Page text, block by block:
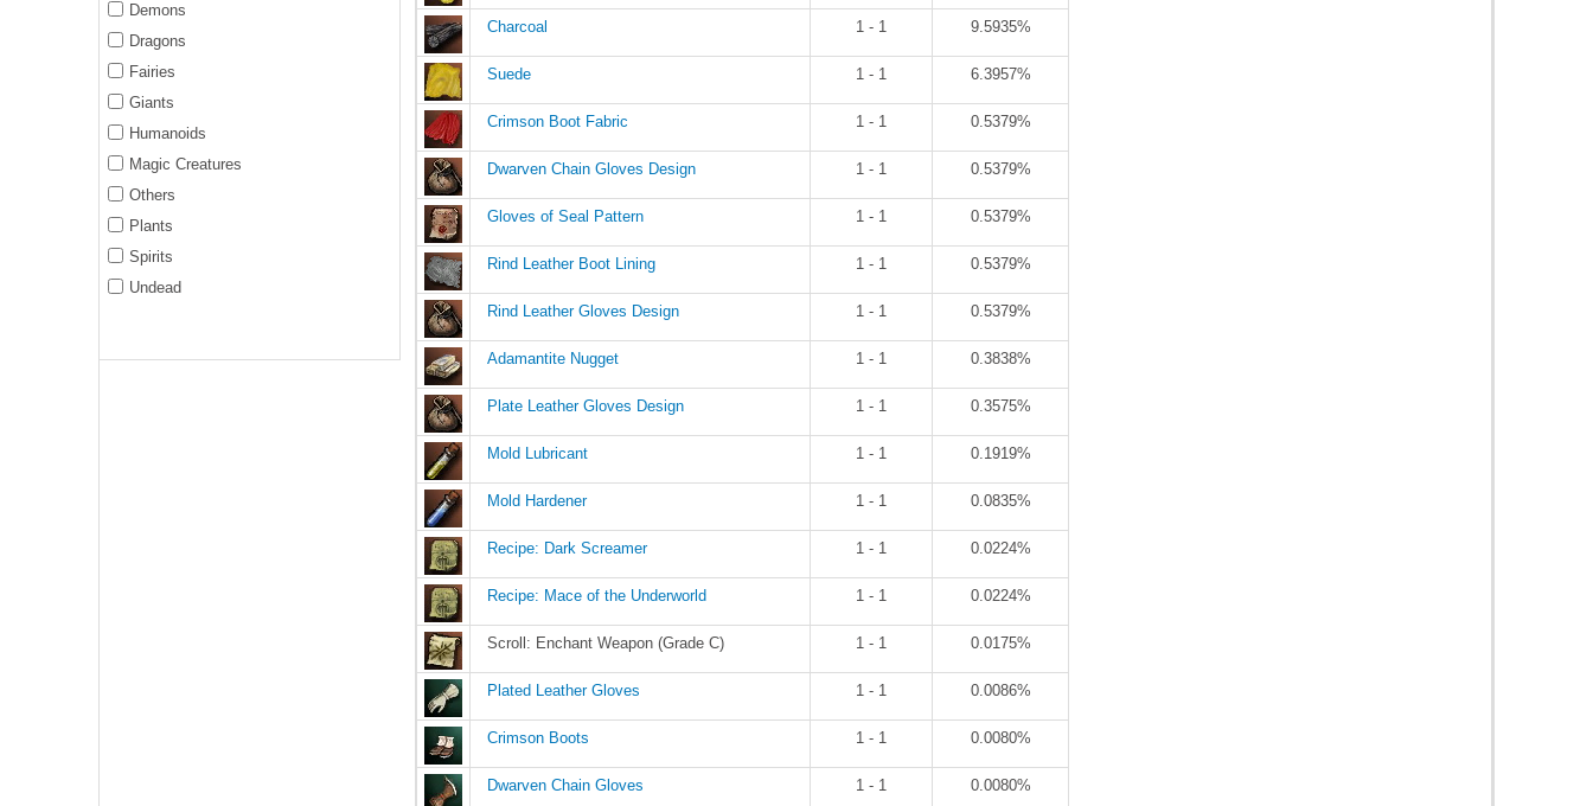
Charcoal 1 - 1 9.5935%
Suede 1 - 1 6.3957%
Crimson Boot Fabric 1 - 1 0.5379%
Dwarven Chain Gloves Design 1 - 1 0.5379%
Gloves of Seal Pattern 1 - 1 0.5379%
Rind Leather Boot Lining 1 - 1 0.5379%
Rind Leather Gloves Design 1 - 1 0.5379%
Adamantite Nugget 1 - 1 0.3838%
Plate Leather Gloves Design 1 - 1 0.3575%
Mold Lubricant 1 - 1 0.1919%
Mold Hardener 1 - 1 0.0835%
Recipe: Dark Screamer 1 - 1 0.0224%
Recipe: Mace of the Underworld 1 - 1 0.0224%
Scroll: Enchant Weapon (Grade C) 1 - 1 0.0175%
Plated Leather Gloves 1 - 1 0.0086%
Crimson Boots 1 - 1 0.0080%
Dwarven Chain Gloves 1 - 1 0.0080%
Demons
Dragons
Fairies
Giants
Humanoids
Magic Creatures
Others
Plants
Spirits
Undead